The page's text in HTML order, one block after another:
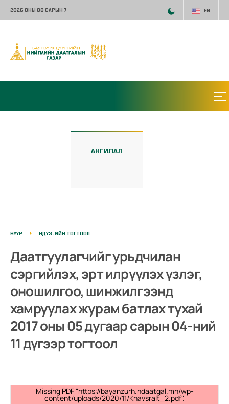
2026 ОНЫ 08 САРЫН 7 EN
АНГИЛАЛ
НҮҮР НДҮЗ-ИЙН ТОГТООЛ
Даатгуулагчийг урьдчилан
сэргийлэх, эрт илрүүлэх үзлэг,
оношилгоо, шинжилгээнд
хамруулах журам батлах тухай
2017 оны 05 дугаар сарын 04-ний
11 дүгээр тогтоол
Missing PDF "https://bayanzurh.ndaatgal.mn/wp-
content/uploads/2020/11/Khavsralt_2.pdf".